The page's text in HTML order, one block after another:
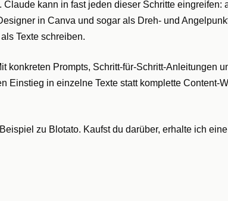
kann in fast jeden dieser Schritte eingreifen:
in Canva und sogar als Dreh- und
Texte schreiben.
konkreten Prompts, Schritt-für-Schritt-Anleitungen
Einstieg in einzelne Texte statt komplette Content-
zu Blotato. Kaufst du darüber, erhalte ich